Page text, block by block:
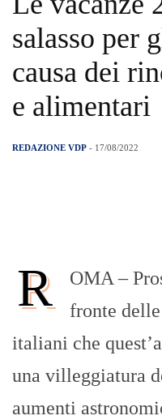
salasso per
causa dei
e alimentari
REDAZIONE VDP - 17/08/2022
R
OMA –
fronte
italiani che
una villeggiatura
aumenti